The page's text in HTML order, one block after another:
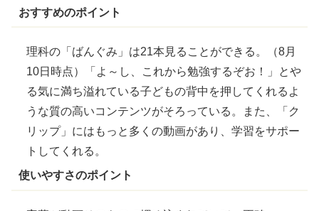
おすすめのポイント
理科の「ばんぐみ」は21本見ることができる。（8月
10日時点）「よ～し、これから勉強するぞお！」とや
る気に満ち溢れている子どもの背中 を押 してくれるよ
うな質の高いコンテンツがそろっている。また、「ク
リップ」にはもっと多くの動画があり、学習をサポー
トしてくれる。
使いやすさのポイント